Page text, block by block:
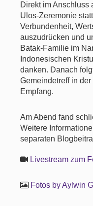
Direkt im Anschluss
Ulos-Zeremonie
Verbundenheit,
auszudrücken und
Batak-Familie im
Indonesischen
danken. Danach
Gemeindetreff in
Empfang.
Am Abend fand
Weitere
separaten
Livestream zum
Fotos by Aylwin